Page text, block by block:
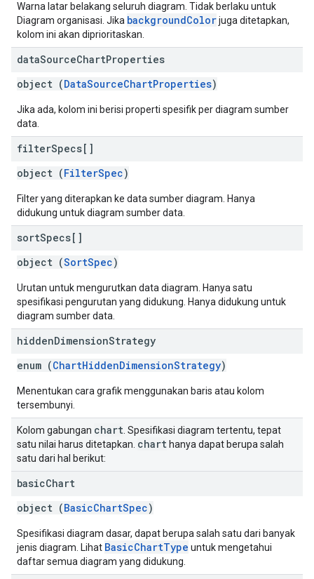
Warna latar belakang seluruh diagram. Tidak berlaku untuk
Diagram organisasi. Jika backgroundColorjuga ditetapkan,
kolom ini akan diprioritaskan.
dataSourceChartProperties
object (DataSourceChartProperties)
Jika ada, kolom ini berisi properti spesifik per diagram sumber
data.
filterSpecs[]
object (FilterSpec)
Filter yang diterapkan ke data sumber diagram. Hanya
didukung untuk diagram sumber data.
sortSpecs[]
object (SortSpec)
Urutan untuk mengurutkan data diagram. Hanya satu
spesifikasi pengurutan yang didukung. Hanya didukung untuk
diagram sumber data.
hiddenDimensionStrategy
enum (ChartHiddenDimensionStrategy)
Menentukan cara grafik menggunakan baris atau kolom
tersembunyi.
Kolom gabungan chart . Spesifikasi diagram tertentu, tepat
satu nilai harus ditetapkan. chart hanya dapat berupa salah
satu dari hal berikut:
basicChart
object (BasicChartSpec)
Spesifikasi diagram dasar, dapat berupa salah satu dari banyak
jenis diagram. Lihat BasicChartType untuk mengetahui
daftar semua diagram yang didukung.